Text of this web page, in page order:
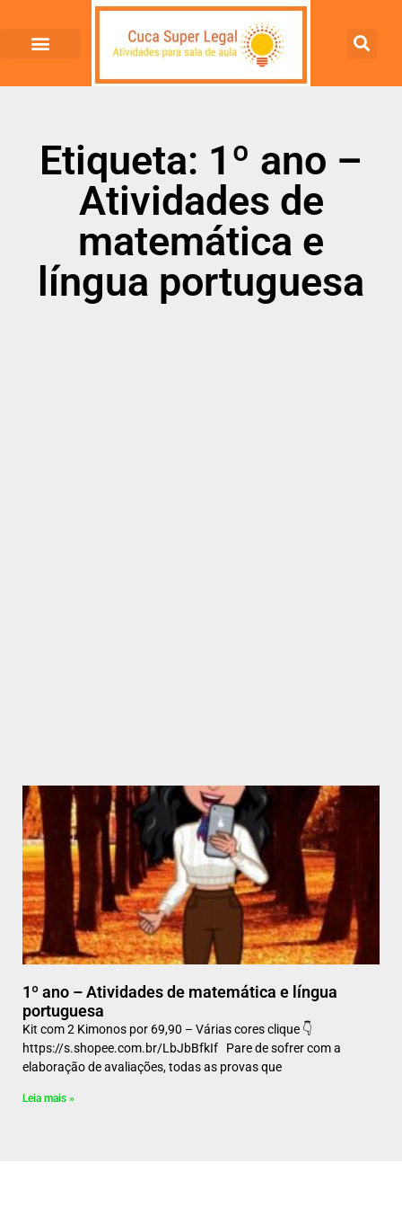
Etiqueta: 1º ano –
Atividades de
matemática e
língua portuguesa
1º ano – Atividades de matemática e língua
portuguesa
Kit com 2 Kimonos por 69,90 – Várias cores clique 👇
https://s.shopee.com.br/LbJbBfkIf Pare de sofrer com a
elaboração de avaliações, todas as provas que
Leia mais »